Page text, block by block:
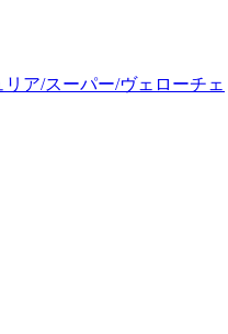
ア/スーパー/ヴェローチェ